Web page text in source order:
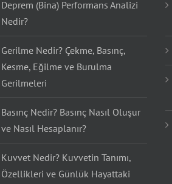
Deprem (Bina) Performans Analizi
Nedir?
Gerilme Nedir? Çekme, Basınç,
Kesme, Eğilme ve Burulma
Gerilmeleri
Basınç Nedir? Basınç Nasıl Oluşur
ve Nasıl Hesaplanır?
Kuvvet Nedir? Kuvvetin Tanımı,